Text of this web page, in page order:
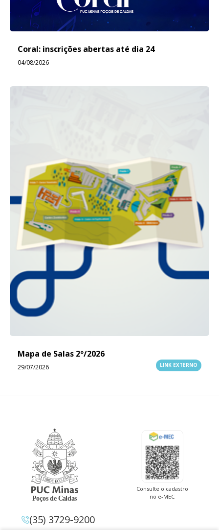
Coral: inscrições abertas até dia 24
04/08/2026
Mapa de Salas 2º/2026
29/07/2026 LINK EXTERNO
Consulte o cadastro
no e-MEC
(35) 3729-9200